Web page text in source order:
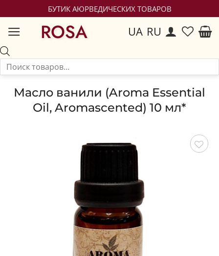
БУТИК АЮРВЕДИЧЕСКИХ ТОВАРОВ
ROSA UA RU
Масло ванили (Aroma Essential
Oil, Aromascented) 10 мл*